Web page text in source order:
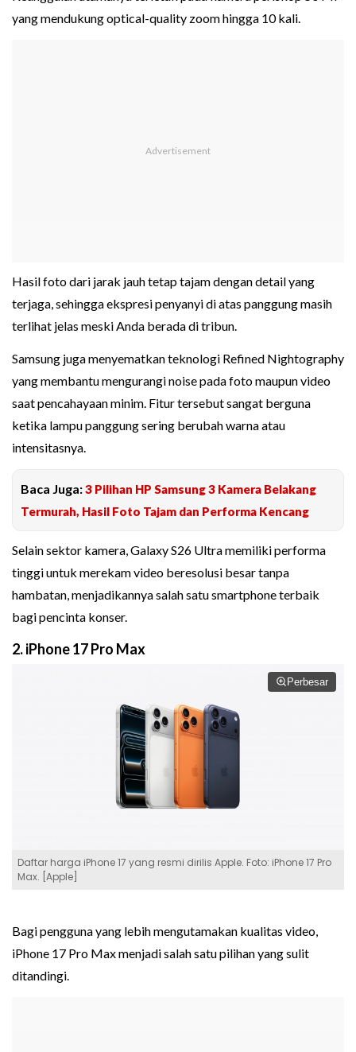
yang mendukung optical-quality zoom hingga 10 kali.
Hasil foto dari jarak jauh tetap tajam dengan detail yang
terjaga, sehingga ekspresi penyanyi di atas panggung masih
terlihat jelas meski Anda berada di tribun.
Samsung juga menyematkan teknologi Refined Nightography
yang membantu mengurangi noise pada foto maupun video
saat pencahayaan minim. Fitur tersebut sangat berguna
ketika lampu panggung sering berubah warna atau
intensitasnya.
Baca Juga:3 Pilihan HP Samsung 3 Kamera Belakang
Termurah, Hasil Foto Tajam dan Performa Kencang
Selain sektor kamera, Galaxy S26 Ultra memiliki performa
tinggi untuk merekam video beresolusi besar tanpa
hambatan, menjadikannya salah satu smartphone terbaik
bagi pencinta konser.
2. iPhone 17 Pro Max
Perbesar
Daftar harga iPhone 17 yang resmi dirilis Apple. Foto: iPhone 17 Pro
Max. [Apple]
Bagi pengguna yang lebih mengutamakan kualitas video,
iPhone 17 Pro Max menjadi salah satu pilihan yang sulit
ditandingi.